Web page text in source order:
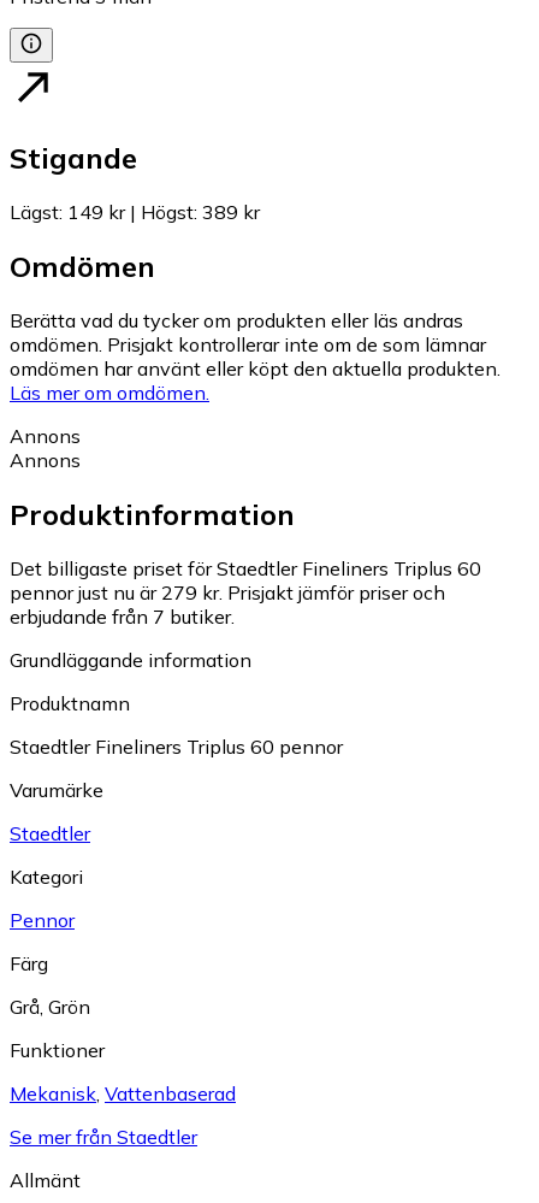
Stigande
Lägst: 149 kr| Högst: 389 kr
Omdömen
Berätta vad du tycker om produkten eller läs andras
omdömen. Prisjakt kontrollerar inte om de som lämnar
omdömen har använt eller köpt den aktuella produkten.
Läs mer om omdömen.
Annons
Annons
Produktinformation
Det billigaste priset för Staedtler Fineliners Triplus 60
pennor just nu är 279 kr. Prisjakt jämför priser och
erbjudande från 7 butiker.
Grundläggande information
Produktnamn
Staedtler Fineliners Triplus 60 pennor
Varumärke
Staedtler
Kategori
Pennor
Färg
Grå Grön
Funktioner
Mekanisk Vattenbaserad
Se mer från Staedtler
Allmänt